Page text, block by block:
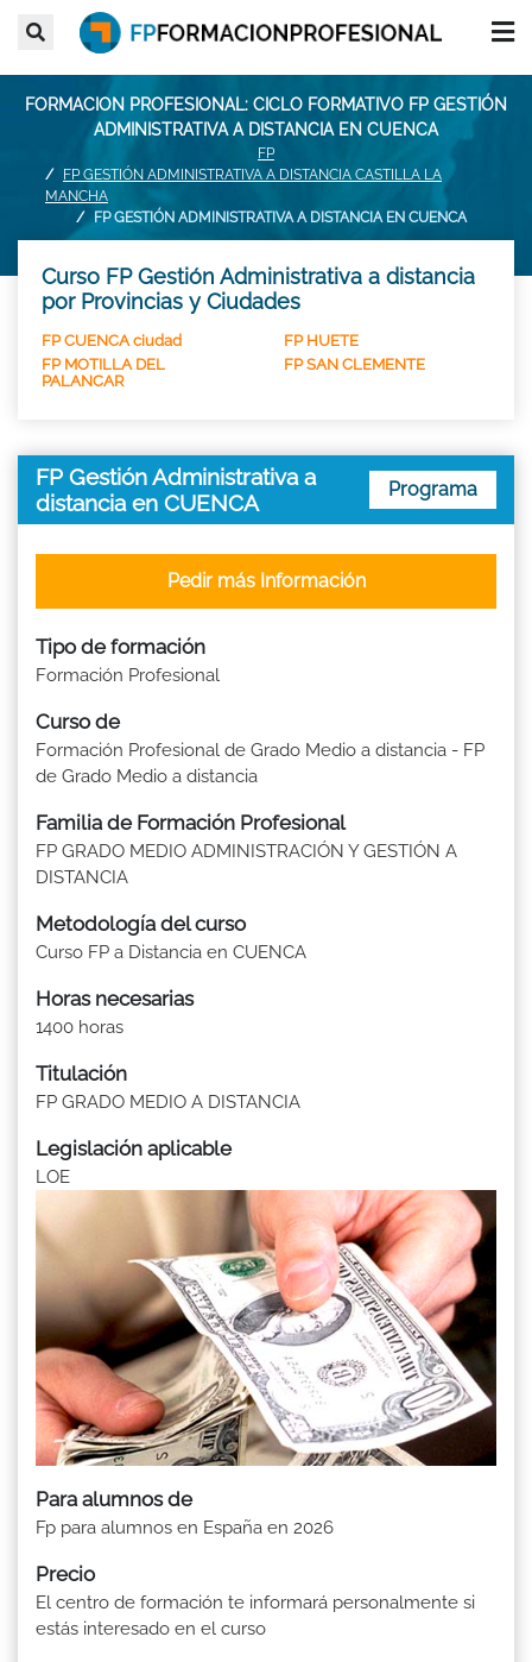
FORMACION PROFESIONAL: CICLO FORMATIVO FP GESTIÓN
ADMINISTRATIVA A DISTANCIA EN CUENCA
FP
FP GESTIÓN ADMINISTRATIVA A DISTANCIA CASTILLA LA
MANCHA
FP GESTIÓN ADMINISTRATIVA A DISTANCIA EN CUENCA
Curso FP Gestión Administrativa a distancia
por Provincias y Ciudades
FP CUENCA ciudad
FP HUETE
FP MOTILLA DEL
PALANCAR
FP SAN CLEMENTE
FP Gestión Administrativa a
distancia en CUENCA
Programa
Tipo de formación
Formación Profesional
Curso de
Formación Profesional de Grado Medio a distancia - FP
de Grado Medio a distancia
Familia de Formación Profesional
FP GRADO MEDIO ADMINISTRACIÓN Y GESTIÓN A
DISTANCIA
Metodología del curso
Curso FP a Distancia en CUENCA
Horas necesarias
1400 horas
Titulación
FP GRADO MEDIO A DISTANCIA
Legislación aplicable
LOE
Para alumnos de
Fp para alumnos en España en 2026
Precio
El centro de formación te informará personalmente si
estás interesado en el curso
Pedir más Información